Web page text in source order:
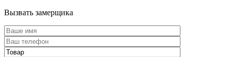
Вызвать замерщика